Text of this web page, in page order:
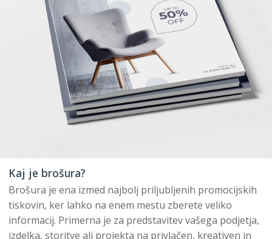
Kaj je brošura?
Brošura je ena izmed najbolj priljubljenih promocijskih
tiskovin, ker lahko na enem mestu zberete veliko
informacij. Primerna je za predstavitev vašega podjetja,
izdelka, storitve ali projekta na privlačen, kreativen in